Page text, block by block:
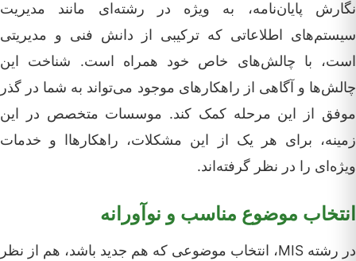
نگارش پایان‌نامه، به ویژه در رشته‌ای مانند مدیریت
سیستم‌های اطلاعاتی که ترکیبی از دانش فنی و مدیریتی
است، با چالش‌های خاص خود همراه است. شناخت این
چالش‌ها و آگاهی از راهکارهای موجود می‌تواند به شما در گذر
موفق از این مرحله کمک کند. موسسات متخصص در این
زمینه، برای هر یک از این مشکلات، راهکارهاا و خدمات
ویژه‌ای را در نظر گرفته‌اند.
انتخاب موضوع مناسب و نوآورانه
در رشته MIS، انتخاب موضوعی که هم جدید باشد، هم از نظر